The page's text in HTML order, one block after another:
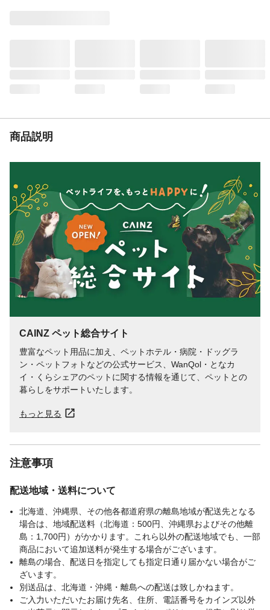
商品説明
CAINZ ペット総合サイト
豊富なペット用品に加え、ペットホテル・病院・ドッグラ
ン・ペットフォトなどの公式サービス、WanQol・となカ
イ・くらシェアのペットに関する情報を通じて、ペットとの
暮らしをサポートいたします。
もっと見る
注意事項
配送地域・送料について
北海道、沖縄県、その他各都道府県の離島地域が配送先となる
場合は、地域配送料（北海道：500円、沖縄県およびその他離
島：1,700円）がかかります。これら以外の配送地域でも、一部
商品において追加送料が発生する場合がございます。
離島の場合、配送日を指定しても指定日通り届かない場合がご
ざいます。
別送品は、北海道・沖縄・離島への配送は致しかねます。
ご入力いただいたお届け先名、住所、電話番号をカインズ以外